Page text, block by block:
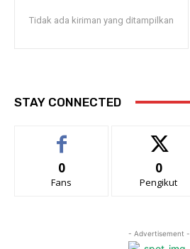
Tidak ada kiriman yang ditampilkan
STAY CONNECTED
0
Fans
0
Pengikut
- Advertisement -